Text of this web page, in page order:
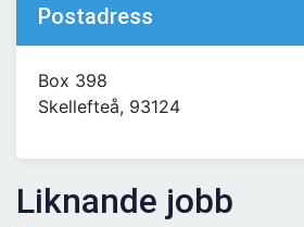
Postadress
Box 398
Skellefteå, 93124
Liknande jobb